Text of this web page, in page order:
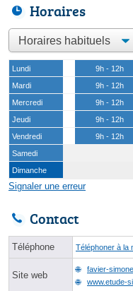
Horaires
Lundi 9h - 12h
Mardi
9h - 12h
Mercredi
9h - 12h
Jeudi
9h - 12h
Vendredi
9h - 12h
Samedi
Dimanche
Signaler une erreur
Contact
Téléphone Téléphoner à la
Site web
favier-
www.etude-